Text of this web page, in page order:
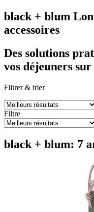
black + blum
accessoires
Des solutions
vos déjeuners sur
Filtrer & trier
Filtre
black + blum: 7